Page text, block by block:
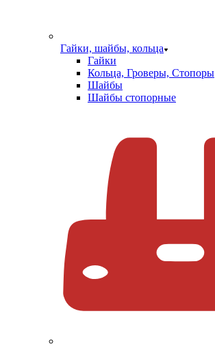
Гайки, шайбы, кольца
Гайки
Кольца, Гроверы, Стопоры
Шайбы
Шайбы стопорные